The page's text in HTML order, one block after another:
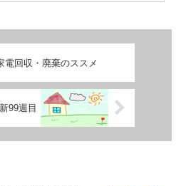
電回収・廃棄のススメ
99週目